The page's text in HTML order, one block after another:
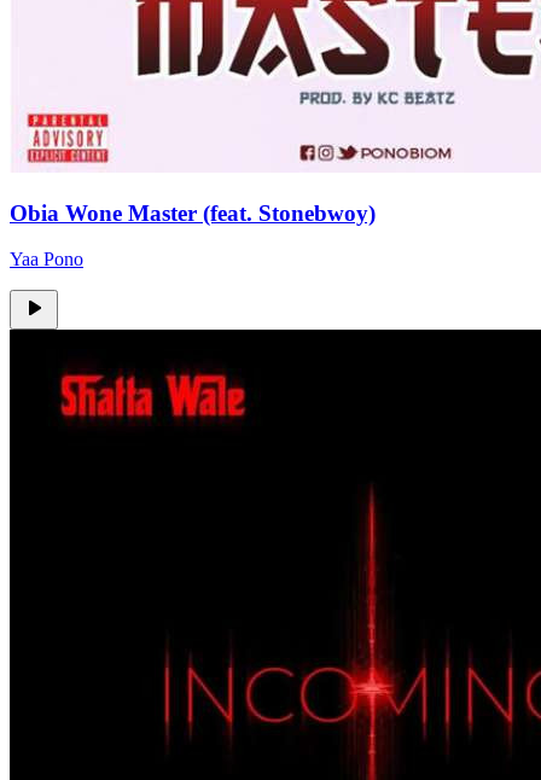
Obia Wone Master (feat. Stonebwoy)
Yaa Pono